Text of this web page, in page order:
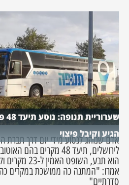
הגיע וקיבל פיצוי
אדם שנוהג לנסוע מידי יום דרך חברת
לירושלים, תיעד 48 מקרים
הוא תבע,
אמרו: "המתנה כה ממושכת במקרים כה
סדרתיים"